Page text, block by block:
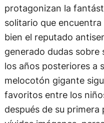
protagonizan la
solitario que
bien el reputado
generado dudas sobre
los años posteriores a
melocotón gigante
favoritos entre los
después de su